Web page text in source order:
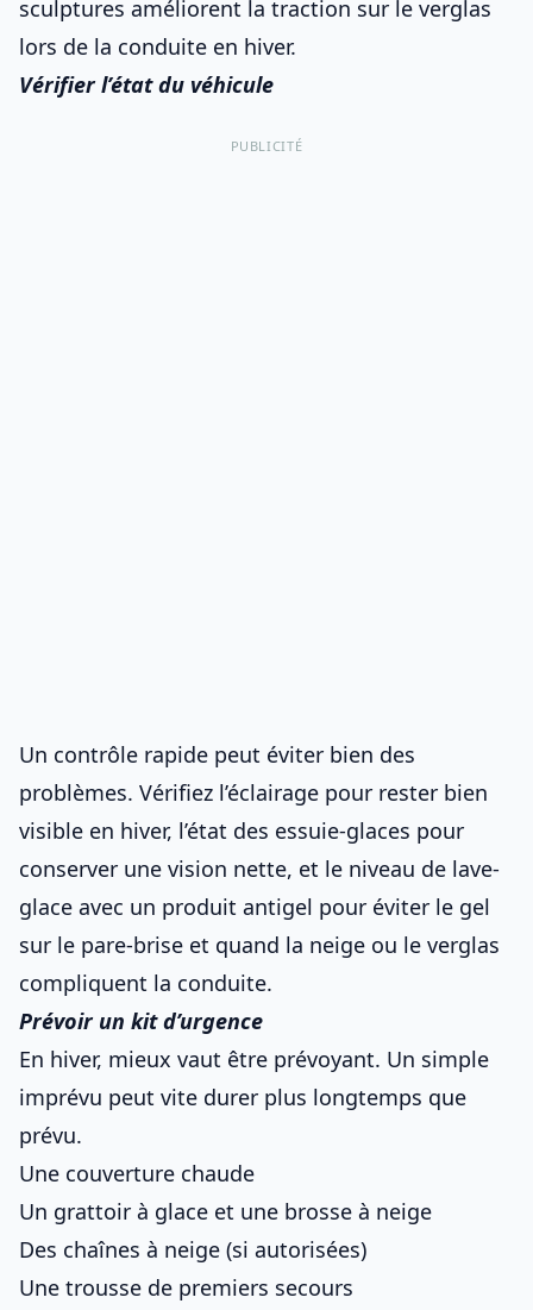
sculptures améliorent la traction sur le verglas
lors de la conduite en hiver.
Vérifier l’état du véhicule
PUBLICITÉ
Un contrôle rapide peut éviter bien des
problèmes. Vérifiez l’éclairage pour rester bien
visible en hiver, l’état des essuie-glaces pour
conserver une vision nette, et le niveau de lave-
glace avec un produit antigel pour éviter le gel
sur le pare-brise et quand la neige ou le verglas
compliquent la conduite.
Prévoir un kit d’urgence
En hiver, mieux vaut être prévoyant. Un simple
imprévu peut vite durer plus longtemps que
prévu.
Une couverture chaude
Un grattoir à glace et une brosse à neige
Des chaînes à neige (si autorisées)
Une trousse de premiers secours